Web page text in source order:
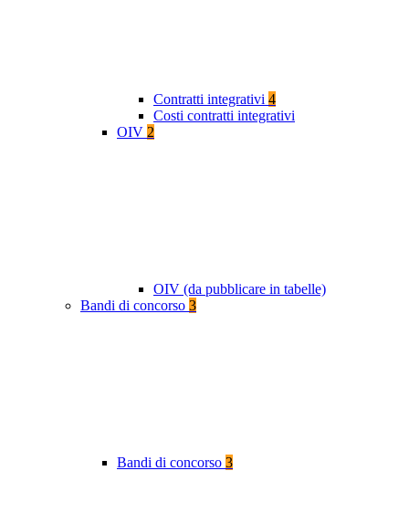
Contratti integrativi 4
Costi contratti integrativi
OIV 2
OIV (da pubblicare in tabelle)
Bandi di concorso 3
Bandi di concorso 3